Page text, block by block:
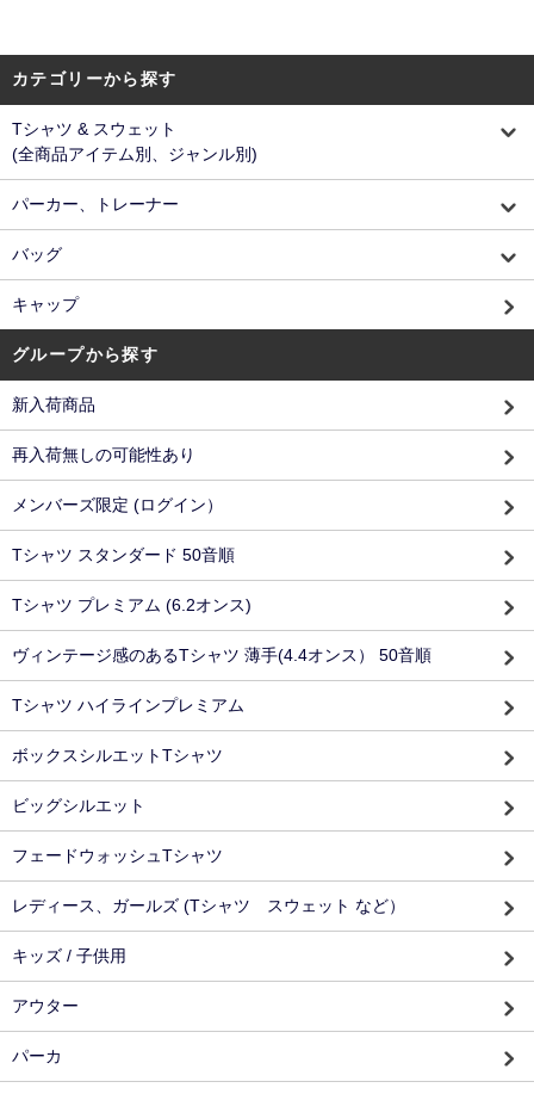
カテゴリーから探す
Tシャツ & スウェット
(全商品アイテム別、ジャンル別)
パーカー、トレーナー
バッグ
キャップ
グループから探す
新入荷商品
再入荷無しの可能性あり
メンバーズ限定 (ログイン）
Tシャツ スタンダード 50音順
Tシャツ プレミアム (6.2オンス)
ヴィンテージ感のあるTシャツ 薄手(4.4オンス） 50音順
Tシャツ ハイラインプレミアム
ボックスシルエットTシャツ
ビッグシルエット
フェードウォッシュTシャツ
レディース、ガールズ (Tシャツ スウェット など）
キッズ / 子供用
アウター
パーカ